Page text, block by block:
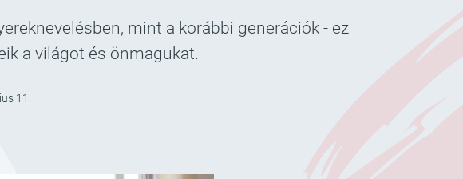
mint a korábbi generációk - ez
a világot és önmagukat.
11.